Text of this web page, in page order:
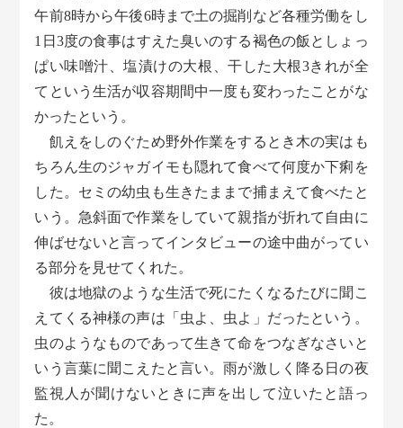
午前8時から午後6時まで土の掘削など各種労働をし
1日3度の食事はすえた臭いのする褐色の飯としょっ
ぱい味噌汁、塩漬けの大根、干した大根3きれが全
てという生活が収容期間中一度も変わったことがな
かったという。
飢えをしのぐため野外作業をするとき木の実はも
ちろん生のジャガイモも隠れて食べて何度か下痢を
した。セミの幼虫も生きたままで捕まえて食べたと
いう。急斜面で作業をしていて親指が折れて自由に
伸ばせないと言ってインタビューの途中曲がってい
る部分を見せてくれた。
彼は地獄のような生活で死にたくなるたびに聞こ
えてくる神様の声は「虫よ、虫よ」だったという。
虫のようなものであって生きて命をつなぎなさいと
いう言葉に聞こえたと言い。雨が激しく降る日の夜
監視人が聞けないときに声を出して泣いたと語っ
た。